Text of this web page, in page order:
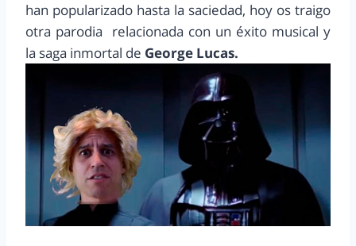
han popularizado hasta la saciedad, hoy os traigo
otra parodia relacionada con un éxito musical y
la saga inmortal de George Lucas.